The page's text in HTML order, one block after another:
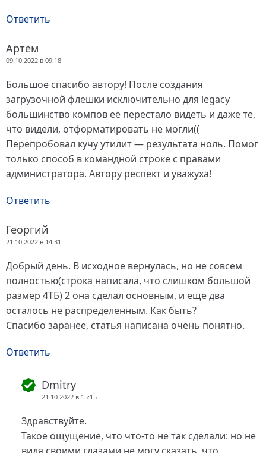
Ответить
Артём
09.10.2022 в 09:18
Большое спасибо автору! После создания
загрузочной флешки исключительно для legacy
большинство компов её перестало видеть и даже те,
что видели, отформатировать не могли((
Перепробовал кучу утилит — результата ноль. Помог
только способ в командной строке с правами
администратора. Автору респект и уважуха!
Ответить
Георгий
21.10.2022 в 14:31
Добрый день. В исходное вернулась, но не совсем
полностью(строка написала, что слишком большой
размер 4ТБ) 2 она сделал основным, и еще два
осталось не распределенным. Как быть?
Спасибо заранее, статья написана очень понятно.
Ответить
Dmitry
21.10.2022 в 15:15
Здравствуйте.
Такое ощущение, что что-то не так сделали: но не